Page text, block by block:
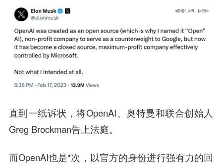
直到一纸诉状，将OpenAI、奥特曼和联合创始人
Greg Brockman告上法庭。
而OpenAI也是*次，以官方的身份进行强有力的回